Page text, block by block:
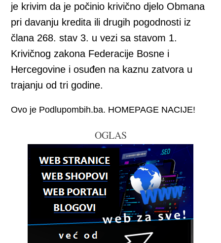
je krivim da je počinio krivično djelo Obmana
pri davanju kredita ili drugih pogodnosti iz
člana 268. stav 3. u vezi sa stavom 1.
Krivičnog zakona Federacije Bosne i
Hercegovine i osuđen na kaznu zatvora u
trajanju od tri godine.
Ovo je Podlupombih.ba. HOMEPAGE NACIJE!
OGLAS